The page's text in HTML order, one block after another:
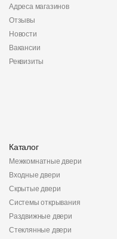
Адреса магазинов
Отзывы
Новости
Вакансии
Реквизиты
Каталог
Межкомнатные двери
Входные двери
Скрытые двери
Системы открывания
Раздвижные двери
Стеклянные двери